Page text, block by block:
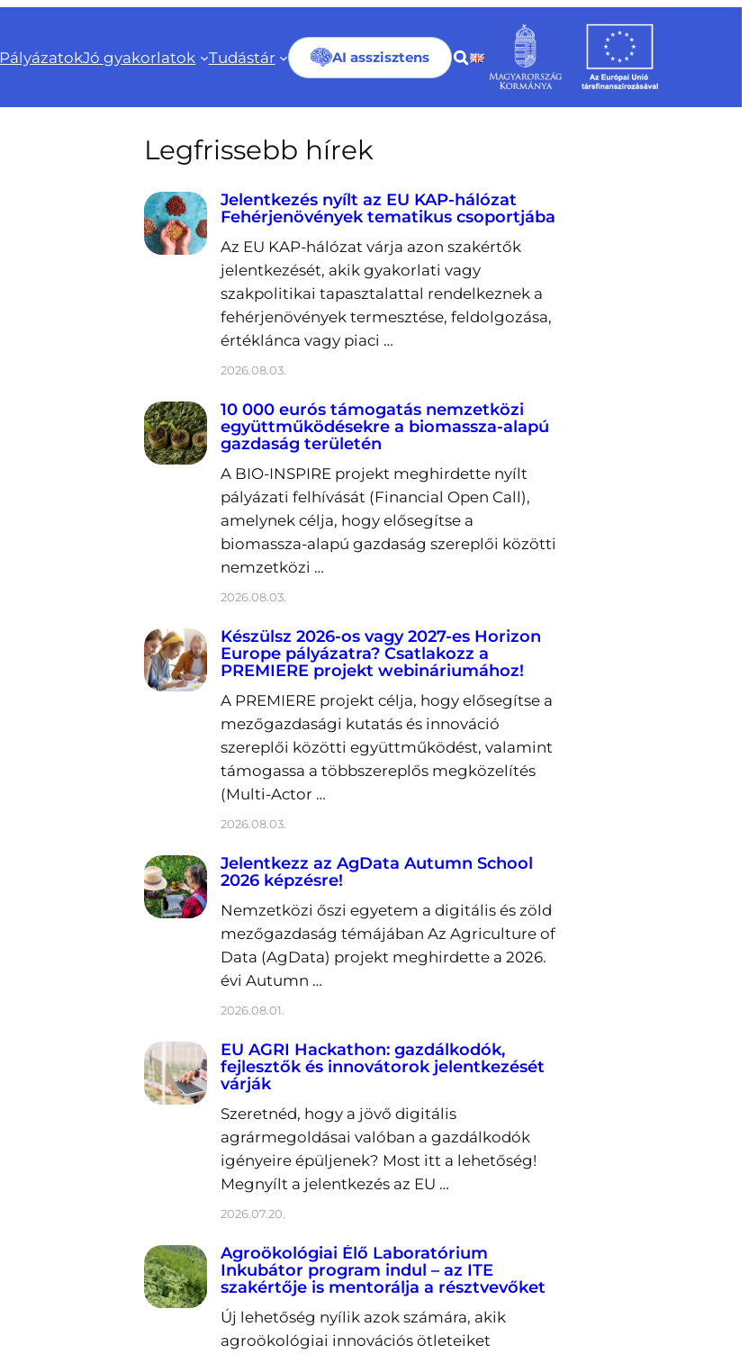
PályázatokJó gyakorlatok Tudástár AI asszisztens
Legfrissebb hírek
Jelentkezés nyílt az EU KAP-hálózat
Fehérjenövények tematikus csoportjába
Az EU KAP-hálózat várja azon szakértők
jelentkezését, akik gyakorlati vagy
szakpolitikai tapasztalattal rendelkeznek a
fehérjenövények termesztése, feldolgozása,
értéklánca vagy piaci …
2026.08.03.
10 000 eurós támogatás nemzetközi
együttműködésekre a biomassza-alapú
gazdaság területén
A BIO-INSPIRE projekt meghirdette nyílt
pályázati felhívását (Financial Open Call),
amelynek célja, hogy elősegítse a
biomassza-alapú gazdaság szereplői közötti
nemzetközi …
2026.08.03.
Készülsz 2026-os vagy 2027-es Horizon
Europe pályázatra? Csatlakozz a
PREMIERE projekt webináriumához!
A PREMIERE projekt célja, hogy elősegítse a
mezőgazdasági kutatás és innováció
szereplői közötti együttműködést, valamint
támogassa a többszereplős megközelítés
(Multi-Actor …
2026.08.03.
Jelentkezz az AgData Autumn School
2026 képzésre!
Nemzetközi őszi egyetem a digitális és zöld
mezőgazdaság témájában Az Agriculture of
Data (AgData) projekt meghirdette a 2026.
évi Autumn …
2026.08.01.
EU AGRI Hackathon: gazdálkodók,
fejlesztők és innovátorok jelentkezését
várják
Szeretnéd, hogy a jövő digitális
agrármegoldásai valóban a gazdálkodók
igényeire épüljenek? Most itt a lehetőség!
Megnyílt a jelentkezés az EU …
2026.07.20.
Agroökológiai Élő Laboratórium
Inkubátor program indul – az ITE
szakértője is mentorálja a résztvevőket
Új lehetőség nyílik azok számára, akik
agroökológiai innovációs ötleteiket